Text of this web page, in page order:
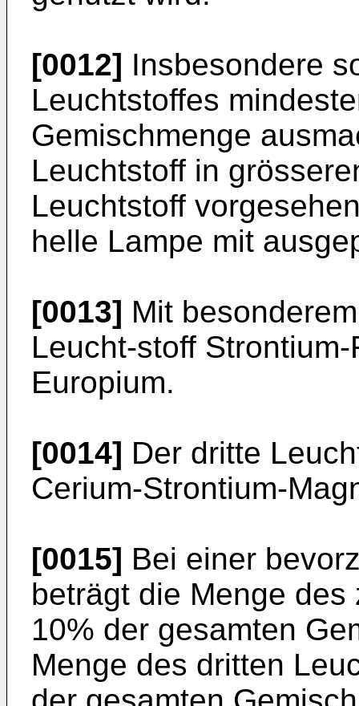
[0012] Insbesondere
Leuchtstoffes
Gemischmenge
Leuchtstoff in
Leuchtstoff
helle Lampe mit
[0013] Mit
Leucht-stoff
Europium.
[0014] Der dritte
Cerium-Strontium-
[0015] Bei einer
beträgt die Menge
10% der gesamten
Menge des dritten